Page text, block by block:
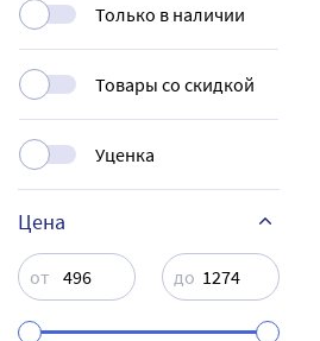
Только в наличии
Товары со скидкой
Уценка
Цена
от до